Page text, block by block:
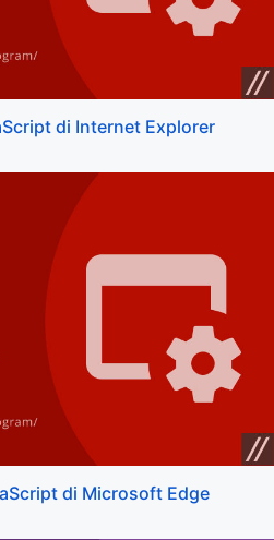
di Internet Explorer
di Microsoft Edge